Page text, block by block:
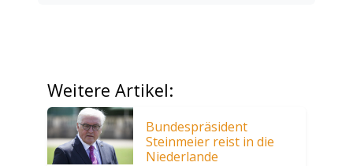
Weitere Artikel:
Bundespräsident
Steinmeier reist in die
Niederlande